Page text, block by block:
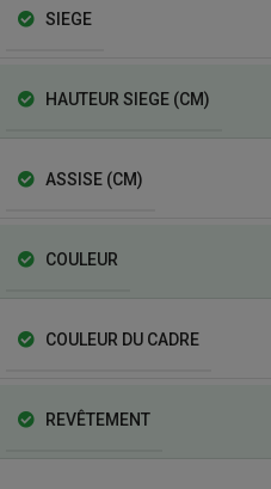
SIEGE
HAUTEUR SIEGE (CM)
ASSISE (CM)
COULEUR
COULEUR DU CADRE
REVÊTEMENT